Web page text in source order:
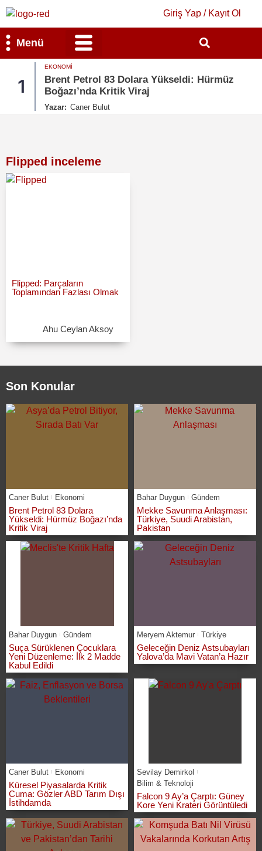
Giriş Yap / Kayıt Ol
Menü
1
EKONOMI
Brent Petrol 83 Dolara Yükseldi: Hürmüz
Boğazı’nda Kritik Viraj
Yazar: Caner Bulut
Flipped inceleme
Flipped: Parçaların
Toplamından Fazlası Olmak
Ahu Ceylan Aksoy
Son Konular
Caner Bulut Ekonomi
Brent Petrol 83 Dolara
Yükseldi: Hürmüz Boğazı’nda
Kritik Viraj
Bahar Duygun Gündem
Mekke Savunma Anlaşması:
Türkiye, Suudi Arabistan,
Pakistan
Bahar Duygun Gündem
Suça Sürüklenen Çocuklara
Yeni Düzenleme: İlk 2 Madde
Kabul Edildi
Meryem Aktemur Türkiye
Geleceğin Deniz Astsubayları
Yalova’da Mavi Vatan’a Hazır
Caner Bulut Ekonomi
Küresel Piyasalarda Kritik
Cuma: Gözler ABD Tarım Dışı
İstihdamda
Sevilay Demirkol
Bilim & Teknoloji
Falcon 9 Ay’a Çarptı: Güney
Kore Yeni Krateri Görüntüledi